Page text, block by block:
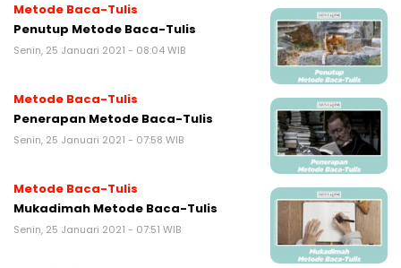
Metode Baca-Tulis
Penutup Metode Baca-Tulis
Senin, 25 Januari 2021 - 08:04 WIB
Metode Baca-Tulis
Penerapan Metode Baca-Tulis
Senin, 25 Januari 2021 - 07:58 WIB
Metode Baca-Tulis
Mukadimah Metode Baca-Tulis
Senin, 25 Januari 2021 - 07:51 WIB